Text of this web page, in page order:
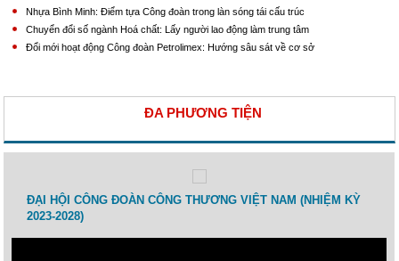
Nhựa Bình Minh: Điểm tựa Công đoàn trong làn sóng tái cấu trúc
Chuyển đổi số ngành Hoá chất: Lấy người lao động làm trung tâm
Đổi mới hoạt động Công đoàn Petrolimex: Hướng sâu sát về cơ sở
ĐA PHƯƠNG TIỆN
ĐẠI HỘI CÔNG ĐOÀN CÔNG THƯƠNG VIỆT NAM (NHIỆM KỲ
2023-2028)